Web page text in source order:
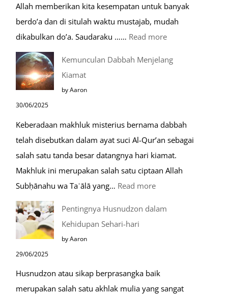
Umroh
Allah memberikan kita kesempatan untuk banyak
berdo’a dan di situlah waktu mustajab, mudah
dikabulkan do’a. Saudaraku …… Read more:
Saat
Mustajab
Kemunculan Dabbah Menjelang
Kiamat
by Aaron
30/06/2025
Keberadaan makhluk misterius bernama dabbah
telah disebutkan dalam ayat suci Al-Qur’an sebagai
salah satu tanda besar datangnya hari kiamat.
Makhluk ini merupakan salah satu ciptaan Allah
Subḥānahu wa Taʿālā yang… Read more:
Pentingnya Husnudzon dalam
Kehidupan Sehari-hari
by Aaron
29/06/2025
Husnudzon atau sikap berprasangka baik
merupakan salah satu akhlak mulia yang sangat